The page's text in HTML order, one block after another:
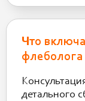
Что
флеболога
детального